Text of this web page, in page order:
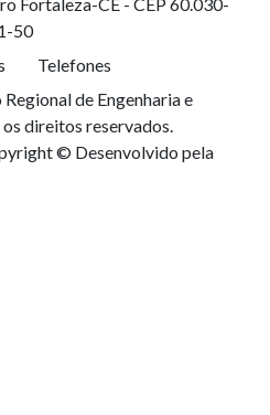
50
Telefones
de Engenharia e
direitos reservados.
© Desenvolvido pela